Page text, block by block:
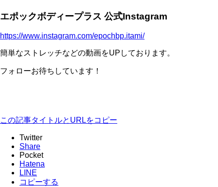
エポックボディープラス 公式Instagram
https://www.instagram.com/epochbp.itami/
簡単なストレッチなどの動画をUPしております。
フォローお待ちしています！
この記事タイトルとURLをコピー
Twitter
Share
Pocket
Hatena
LINE
コピーする